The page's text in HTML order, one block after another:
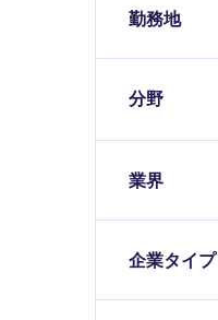
勤務地
分野
業界
企業タイプ